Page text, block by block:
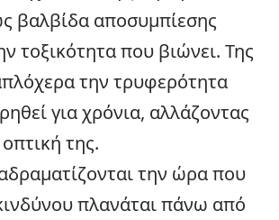
βαλβίδα αποσυμπίεσης
τοξικότητα που βιώνει. Της
την τρυφερότητα
για χρόνια, αλλάζοντας
της.
την ώρα που
πλανάται πάνω από